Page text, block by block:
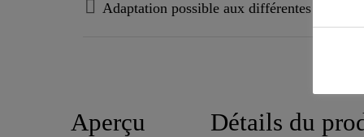
Adaptation possible aux différentes formes
Aperçu Détails du